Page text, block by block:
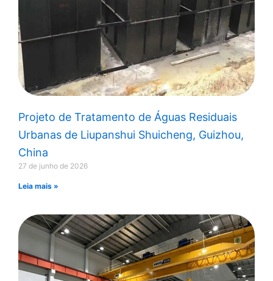
Projeto de Tratamento de Águas Residuais
Urbanas de Liupanshui Shuicheng, Guizhou,
China
27 de junho de 2026
Leia mais »